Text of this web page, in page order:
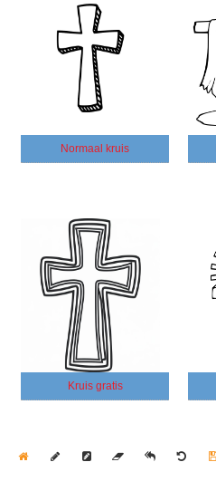
Normaal kruis
Kruis gratis